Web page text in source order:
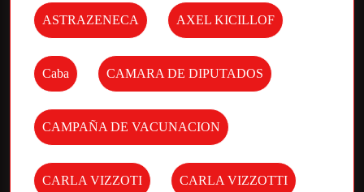
ASTRAZENECA AXEL KICILLOF
Caba CAMARA DE DIPUTADOS
CAMPAÑA DE VACUNACION
CARLA VIZZOTI CARLA VIZZOTTI